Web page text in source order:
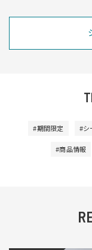
#期間限定 #シ
#商品情報